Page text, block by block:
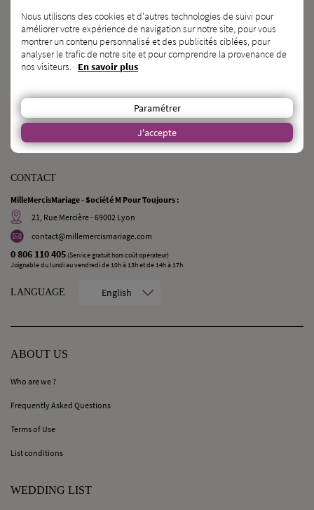
DISCOVER KAGNOTTE.COM
WEDDING PROFESSIONAL ?
DO YOU KNOW ANY FUTURE BRIDES AND GROOMS ?
TELL THEM ABOUT US !
CONTACT
MilleMercisMariage - Société M Pour Toujours :
21, Rue Mercière - 69002 Lyon
contact@millemercismariage.com
0 806 110 405 (Service gratuit hors coût opérateur)
Joignable du lundi au vendredi de 10h à 13h et de 14h à 17h
LANGUAGE English
ABOUT US
Who are we ?
Frequently Asked Questions
Terms of Use
List conditions
WEDDING LIST
Nous utilisons des cookies et d'autres technologies de suivi pour
améliorer votre expérience de navigation sur notre site, pour vous
montrer un contenu personnalisé et des publicités ciblées, pour
analyser le trafic de notre site et pour comprendre la provenance de
nos visiteurs. En savoir plus
Paramétrer
J'accepte